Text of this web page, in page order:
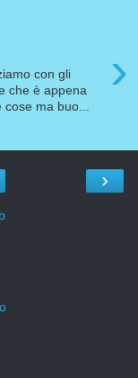
›
con gli
che è appena
cose ma buo...
›